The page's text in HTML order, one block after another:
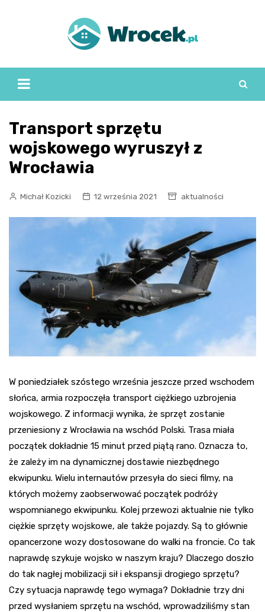
Transport sprzętu
wojskowego wyruszył z
Wrocławia
Michał Kozicki 12 września 2021 aktualności
W poniedziałek szóstego września jeszcze przed wschodem
słońca, armia rozpoczęła transport ciężkiego uzbrojenia
wojskowego. Z informacji wynika, że sprzęt zostanie
przeniesiony z Wrocławia na wschód Polski. Trasa miała
początek dokładnie 15 minut przed piątą rano. Oznacza to,
że zależy im na dynamicznej dostawie niezbędnego
ekwipunku. Wielu internautów przesyła do sieci filmy, na
których możemy zaobserwować początek podróży
wspomnianego ekwipunku. Kolej przewozi aktualnie nie tylko
ciężkie sprzęty wojskowe, ale także pojazdy. Są to głównie
opancerzone wozy dostosowane do walki na froncie. Co tak
naprawdę szykuje wojsko w naszym kraju? Dlaczego doszło
do tak nagłej mobilizacji sił i ekspansji drogiego sprzętu?
Czy sytuacja naprawdę tego wymaga? Dokładnie trzy dni
przed wysłaniem sprzętu na wschód, wprowadziliśmy stan